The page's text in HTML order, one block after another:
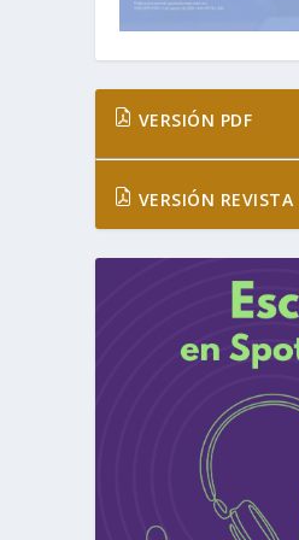
VERSIÓN PDF
VERSIÓN REVISTA